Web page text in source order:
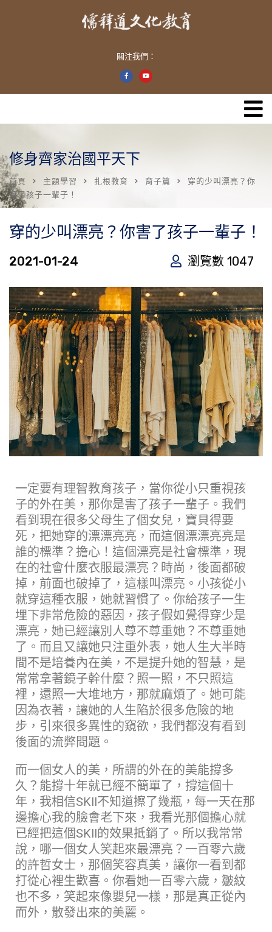
關注我們：
修身齊家治國平天下
首頁 主題學習 扎根教育 育子篇
穿的少叫漂亮？你
害了孩子一輩子！
穿的少叫漂亮？你害了孩子一輩子！
2021-01-24 瀏覽數 1047
一定要有理智教育孩子，當你從小只重視孩
子的外在美，那你是害了孩子一輩子。我們
看到現在很多父母生了個女兒，寶貝得要
死，把她穿的漂漂亮亮，而這個漂漂亮亮是
誰的標準？擔心！這個漂亮是社會標準，現
在的社會什麼衣服最漂亮？時尚，後面都破
掉，前面也破掉了，這樣叫漂亮。小孩從小
就穿這種衣服，她就習慣了。你給孩子一生
埋下非常危險的惡因，孩子假如覺得穿少是
漂亮，她已經讓別人尊不尊重她？不尊重她
了。而且又讓她只注重外表，她人生大半時
間不是培養內在美，不是提升她的智慧，是
常常拿著鏡子幹什麼？照一照，不只照這
裡，還照一大堆地方，那就麻煩了。她可能
因為衣著，讓她的人生陷於很多危險的地
步，引來很多異性的窺欲，我們都沒有看到
後面的流弊問題。
而一個女人的美，所謂的外在的美能撐多
久？能撐十年就已經不簡單了，撐這個十
年，我相信SKII不知道擦了幾瓶，每一天在那
邊擔心我的臉會老下來，我看光那個擔心就
已經把這個SKII的效果抵銷了。所以我常常
說，哪一個女人笑起來最漂亮？一百零六歲
的許哲女士，那個笑容真美，讓你一看到都
打從心裡生歡喜。你看她一百零六歲，皺紋
也不多，笑起來像嬰兒一樣，那是真正從內
而外，散發出來的美麗。